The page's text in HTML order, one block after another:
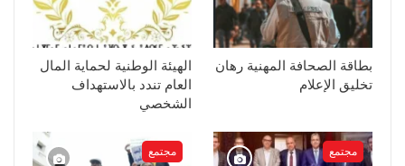
بطاقة الصحافة المهنية رهان
تخليق الإعلام
الهيئة الوطنية لحماية المال
العام تندد بالاستهداف
الشخصي
مجتمع مجتمع